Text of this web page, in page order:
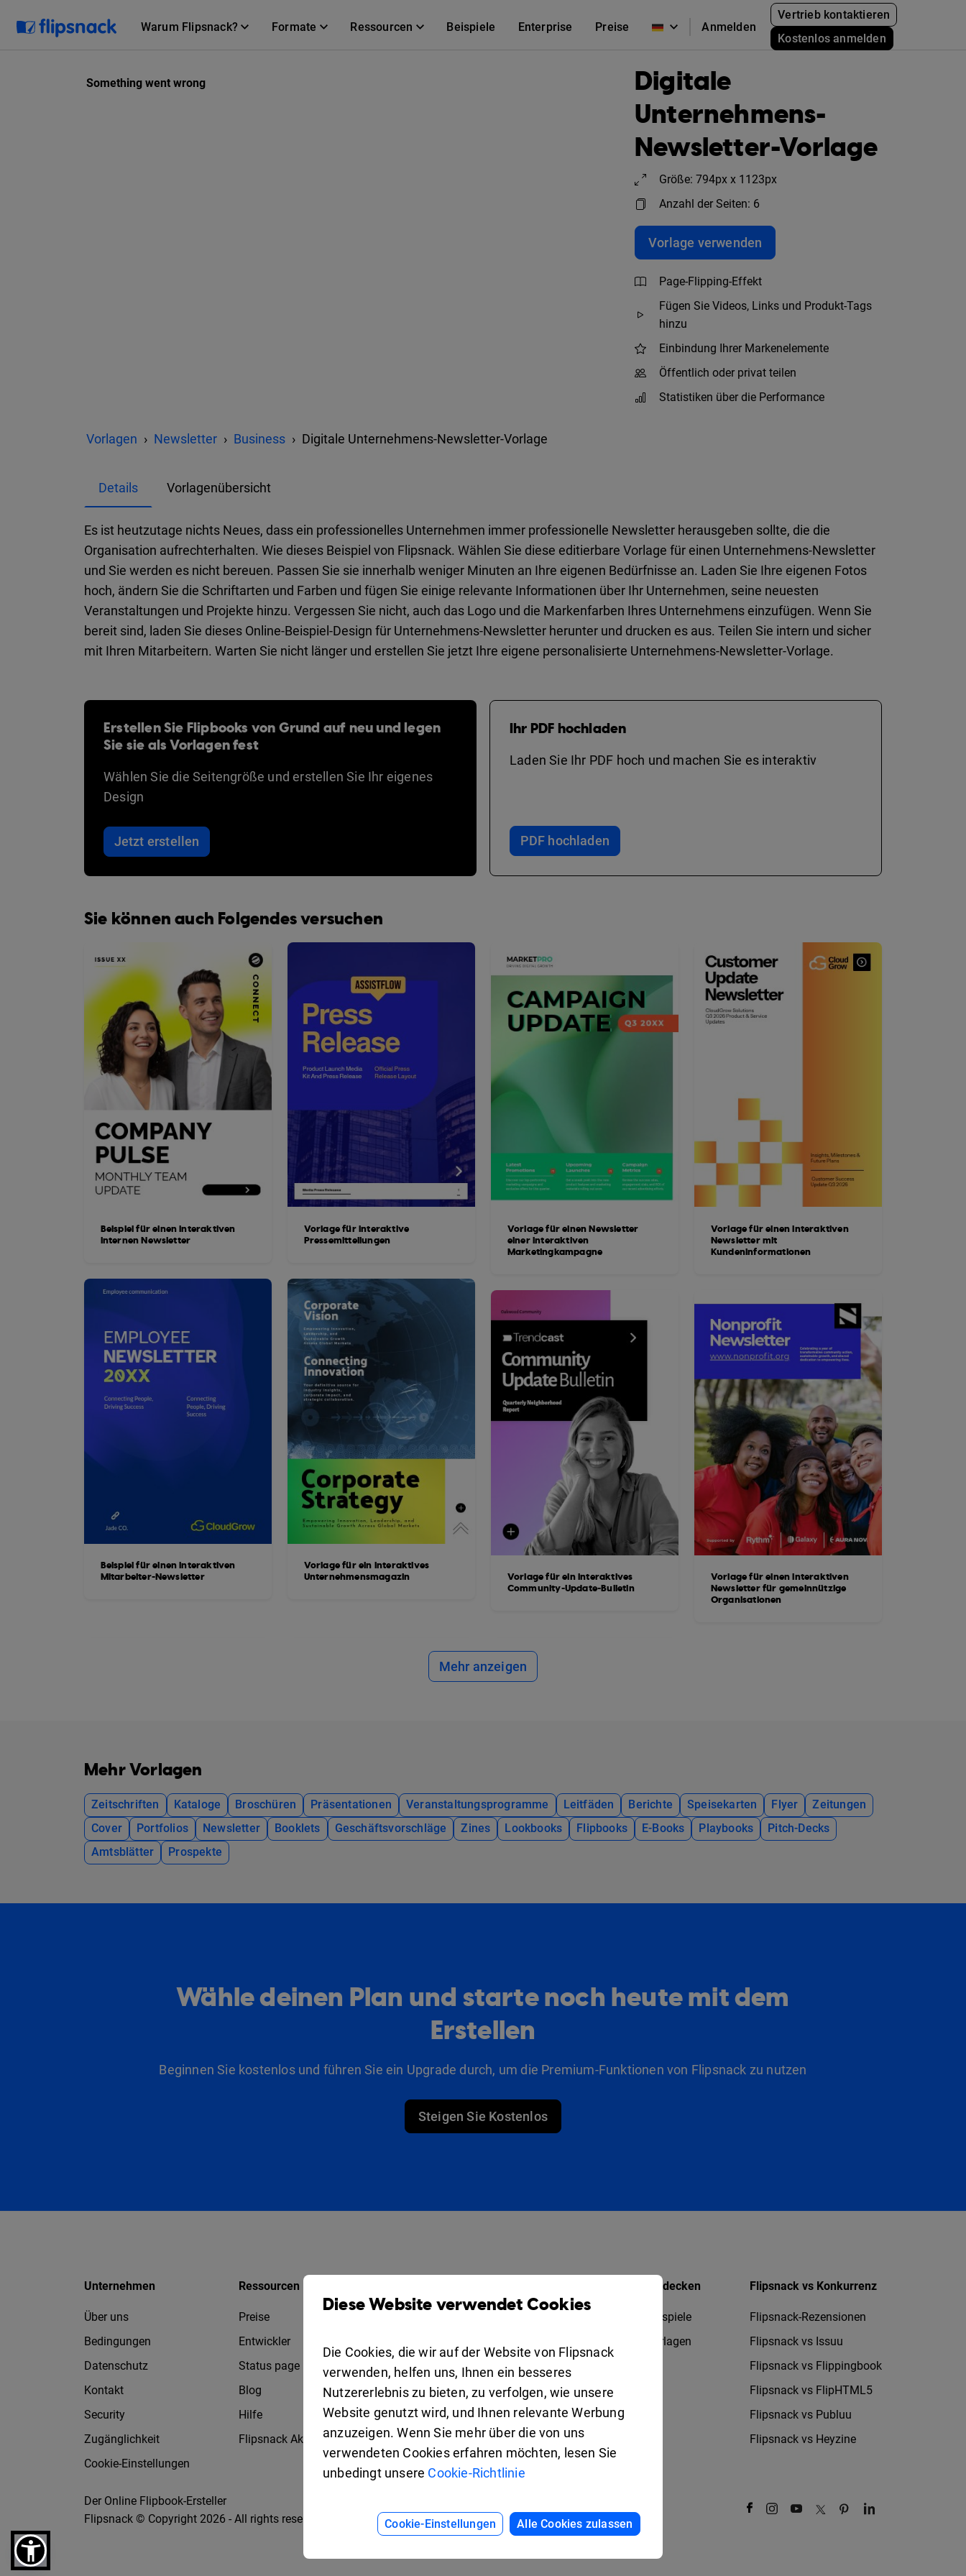
Warum Flipsnack? Formate Ressourcen Beispiele Enterprise Preise Anmelden
Vertrieb kontaktieren
Kostenlos anmelden
Digitale
Unternehmens-
Newsletter-Vorlage
Größe: 794px x 1123px
Anzahl der Seiten: 6
Vorlage verwenden
Page-Flipping-Effekt
Fügen Sie Videos, Links und Produkt-Tags
hinzu
Einbindung Ihrer Markenelemente
Öffentlich oder privat teilen
Statistiken über die Performance
Vorlagen Newsletter Business Digitale Unternehmens-Newsletter-Vorlage
Details Vorlagenübersicht
Es ist heutzutage nichts Neues, dass ein professionelles Unternehmen immer professionelle Newsletter herausgeben sollte, die die
Organisation aufrechterhalten. Wie dieses Beispiel von Flipsnack. Wählen Sie diese editierbare Vorlage für einen Unternehmens-Newsletter
und Sie werden es nicht bereuen. Passen Sie sie innerhalb weniger Minuten an Ihre eigenen Bedürfnisse an. Laden Sie Ihre eigenen Fotos
hoch, ändern Sie die Schriftarten und Farben und fügen Sie einige relevante Informationen über Ihr Unternehmen, seine neuesten
Veranstaltungen und Projekte hinzu. Vergessen Sie nicht, auch das Logo und die Markenfarben Ihres Unternehmens einzufügen. Wenn Sie
bereit sind, laden Sie dieses Online-Beispiel-Design für Unternehmens-Newsletter herunter und drucken es aus. Teilen Sie intern und sicher
mit Ihren Mitarbeitern. Warten Sie nicht länger und erstellen Sie jetzt Ihre eigene personalisierte Unternehmens-Newsletter-Vorlage.
Erstellen Sie Flipbooks von Grund auf neu und legen
Sie sie als Vorlagen fest
Wählen Sie die Seitengröße und erstellen Sie Ihr eigenes
Design
Jetzt erstellen
Ihr PDF hochladen
Laden Sie Ihr PDF hoch und machen Sie es interaktiv
PDF hochladen
Sie können auch Folgendes versuchen
Beispiel für einen interaktiven
internen Newsletter
Beispiel für einen interaktiven
Mitarbeiter-Newsletter
Vorlage für interaktive
Pressemitteilungen
Vorlage für ein interaktives
Unternehmensmagazin
Vorlage für einen Newsletter
einer interaktiven
Marketingkampagne
Vorlage für ein interaktives
Community-Update-Bulletin
Vorlage für einen interaktiven
Newsletter mit
Kundeninformationen
Vorlage für einen interaktiven
Newsletter für gemeinnützige
Organisationen
Mehr anzeigen
Mehr Vorlagen
Zeitschriften Kataloge Broschüren Präsentationen Veranstaltungsprogramme Leitfäden Berichte Speisekarten Flyer
Zeitungen
Cover
Portfolios Newsletter Booklets Geschäftsvorschläge Zines Lookbooks Flipbooks E-Books Playbooks
Pitch-Decks
Amtsblätter
Prospekte
Wähle deinen Plan und starte noch heute mit dem
Erstellen
Beginnen Sie kostenlos und führen Sie ein Upgrade durch, um die Premium-Funktionen von Flipsnack zu nutzen
Steigen Sie Kostenlos
Unternehmen
Über uns
Bedingungen
Datenschutz
Kontakt
Security
Zugänglichkeit
Cookie-Einstellungen
Ressourcen
Preise
Entwickler
Status page
Blog
Hilfe
Flipsnack Akademie
Apps
iOS
Android
Zusammenarbeit
For education
Verwendet
Entdecken
Beispiele
Vorlagen
Flipsnack vs Konkurrenz
Flipsnack-Rezensionen
Flipsnack vs Issuu
Flipsnack vs Flippingbook
Flipsnack vs FlipHTML5
Flipsnack vs Publuu
Flipsnack vs Heyzine
Der Online Flipbook-Ersteller
Flipsnack © Copyright 2026 - All rights reserved.
Diese Website verwendet Cookies
Die Cookies, die wir auf der Website von Flipsnack
verwenden, helfen uns, Ihnen ein besseres
Nutzererlebnis zu bieten, zu verfolgen, wie unsere
Website genutzt wird, und Ihnen relevante Werbung
anzuzeigen. Wenn Sie mehr über die von uns
verwendeten Cookies erfahren möchten, lesen Sie
unbedingt unsere Cookie-Richtlinie
Cookie-Einstellungen Alle Cookies zulassen